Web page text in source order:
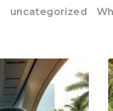
uncategorized